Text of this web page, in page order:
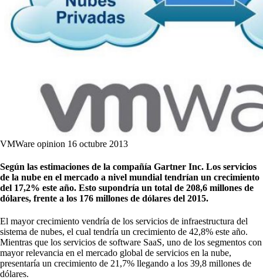
VMWare opinion 16 octubre 2013
Según las estimaciones de la compañía Gartner Inc. Los servicios
de la nube en el mercado a nivel mundial tendrían un crecimiento
del 17,2% este año. Esto supondría un total de 208,6 millones de
dólares, frente a los 176 millones de dólares del 2015.
El mayor crecimiento vendría de los servicios de infraestructura del
sistema de nubes, el cual tendría un crecimiento de 42,8% este año.
Mientras que los servicios de software SaaS, uno de los segmentos con
mayor relevancia en el mercado global de servicios en la nube,
presentaría un crecimiento de 21,7% llegando a los 39,8 millones de
dólares.